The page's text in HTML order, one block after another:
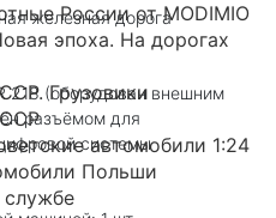
России от MODIMIO
эпоха. На дорогах
Грузовики
автомобили 1:24
Польши
железная дорога
218 (оборудован внешним
разъёмом для
системы